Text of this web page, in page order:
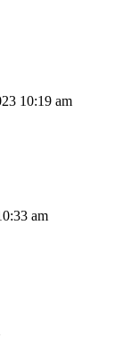
10:19 am
am